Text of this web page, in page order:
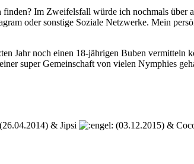
Im Zweifelsfall würde ich nochmals über
oder sonstige Soziale Netzwerke. Mein
Jahr noch einen 18-jährigen Buben
super Gemeinschaft von vielen Nymphies
(26.04.2014) & Jipsi
(03.12.2015) &